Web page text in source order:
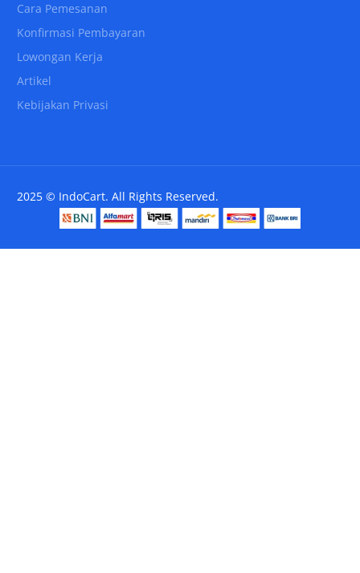
Cara Pemesanan
Konfirmasi Pembayaran
Lowongan Kerja
Artikel
Kebijakan Privasi
2025 © IndoCart. All Rights Reserved.